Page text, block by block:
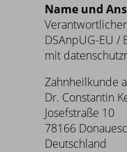
Name und
DSAnpUG-EU /
mit
Zahnheilkunde
Dr. Constantin
Josefstraße 10
78166
Deutschland